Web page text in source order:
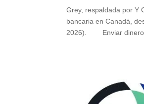
Grey, respaldada por Y
bancaria en Canadá,
2026). Enviar dinero